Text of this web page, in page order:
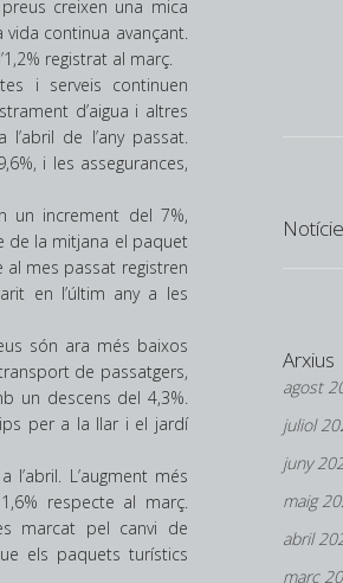
creixen una mica
continua avançant.
registrat al març.
i serveis continuen
d’aigua i altres
de l’any passat.
i les assegurances,
un increment del 7%,
de la mitjana el paquet
al mes passat registren
en l’últim any a les
són ara més baixos
de passatgers,
un descens del 4,3%.
per a la llar i el jardí
L’augment més
respecte al març.
marcat pel canvi de
els paquets turístics
Arxius
agost
juliol
juny
maig
abril
març